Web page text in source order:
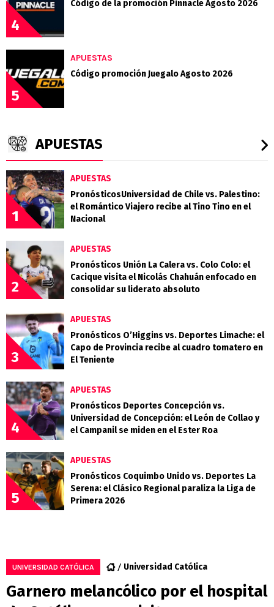
4
Código de la promoción Pinnacle Agosto 2026
5
APUESTAS
Código promoción Juegalo Agosto 2026
APUESTAS
1
APUESTAS
PronósticosUniversidad de Chile vs. Palestino:
el Romántico Viajero recibe al Tino Tino en el
Nacional
2
APUESTAS
Pronósticos Unión La Calera vs. Colo Colo: el
Cacique visita el Nicolás Chahuán enfocado en
consolidar su liderato absoluto
3
APUESTAS
Pronósticos O’Higgins vs. Deportes Limache: el
Capo de Provincia recibe al cuadro tomatero en
El Teniente
4
APUESTAS
Pronósticos Deportes Concepción vs.
Universidad de Concepción: el León de Collao y
el Campanil se miden en el Ester Roa
5
APUESTAS
Pronósticos Coquimbo Unido vs. Deportes La
Serena: el Clásico Regional paraliza la Liga de
Primera 2026
UNIVERSIDAD CATÓLICA Universidad Católica
Garnero melancólico por el hospital